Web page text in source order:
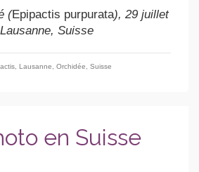
(Epipactis purpurata), 29 juillet
Suisse
, Lausanne, Orchidée, Suisse
en Suisse